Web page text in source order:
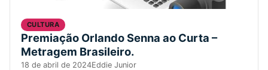
CULTURA
Premiação Orlando Senna ao Curta –
Metragem Brasileiro.
18 de abril de 2024Eddie Junior